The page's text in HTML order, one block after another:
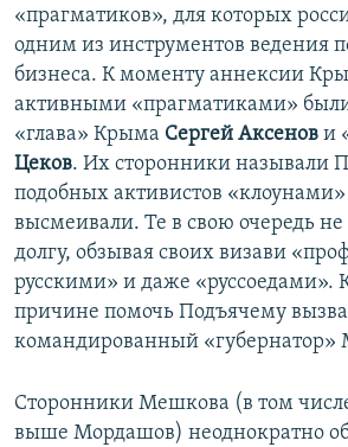
«прагматиков», для которых
одним из инструментов ведения
бизнеса. К моменту аннексии
активными «прагматиками»
«глава» Крыма Сергей Аксенов и
Цеков. Их сторонники называли
подобных активистов
высмеивали. Те в свою очередь не
долгу, обзывая своих визави
русскими» и даже «руссоедами».
причине помочь Подъячему
командированный «губернатор»
Сторонники Мешкова (в том
выше Мордашов) неоднократно